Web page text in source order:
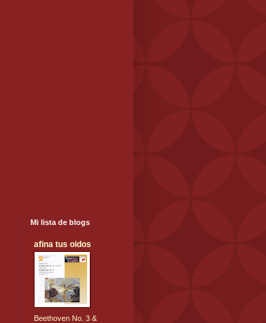
Mi lista de blogs
afina tus oidos
Beethoven No. 3 &